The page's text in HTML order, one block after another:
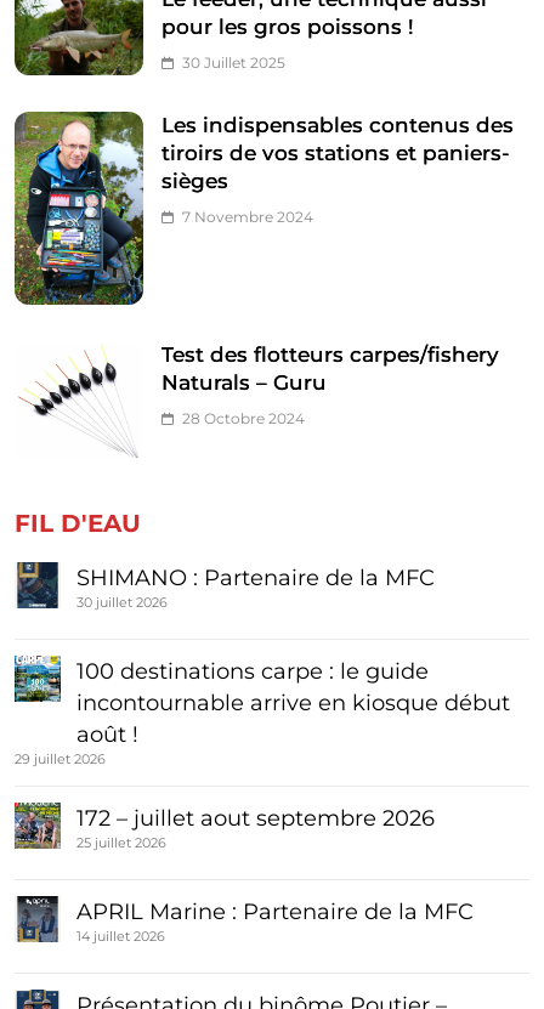
pour les gros poissons !
30 Juillet 2025
Les indispensables contenus des
tiroirs de vos stations et paniers-
sièges
7 Novembre 2024
Test des flotteurs carpes/fishery
Naturals – Guru
28 Octobre 2024
FIL D'EAU
SHIMANO : Partenaire de la MFC
30 juillet 2026
100 destinations carpe : le guide
incontournable arrive en kiosque début
août !
29 juillet 2026
172 – juillet aout septembre 2026
25 juillet 2026
APRIL Marine : Partenaire de la MFC
14 juillet 2026